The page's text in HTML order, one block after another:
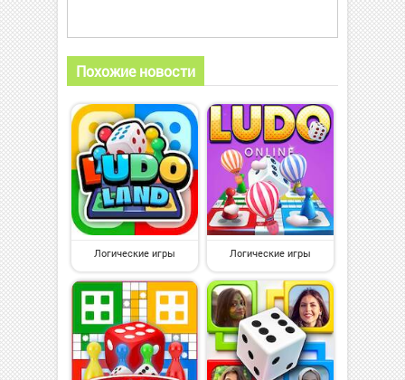
Похожие новости
Логические игры Логические игры